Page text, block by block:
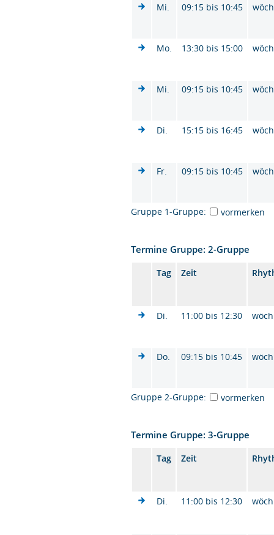
Mi. 09:15 bis 10:45
Mo. 13:30 bis 15:00
Mi. 09:15 bis 10:45
Di. 15:15 bis 16:45
Fr. 09:15 bis 10:45
Gruppe 1-Gruppe: vormerken
Termine Gruppe: 2-Gruppe
Tag Zeit
Di. 11:00 bis 12:30
Do. 09:15 bis 10:45
Gruppe 2-Gruppe: vormerken
Termine Gruppe: 3-Gruppe
Tag Zeit
Di. 11:00 bis 12:30